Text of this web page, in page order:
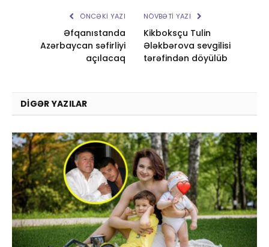
ÖNCƏKI YAZI
Əfqanıstanda
Azərbaycan səfirliyi
açılacaq
NÖVBƏTI YAZI
Kikboksçu Tulin
Ələkbərova sevgilisi
tərəfindən döyülüb
DIGƏR YAZILAR